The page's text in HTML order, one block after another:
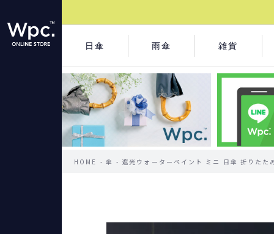
日傘 雨傘 雑貨
HOME 傘 遮光ウォーターペイント ミニ 日傘 折りた